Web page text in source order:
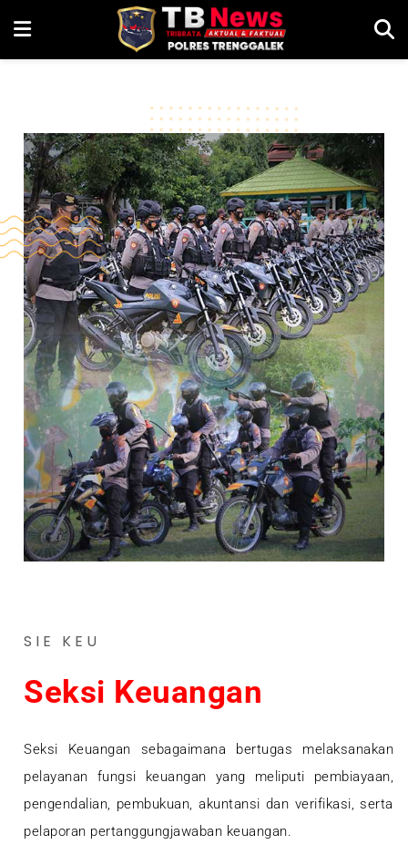
SIE KEU
Seksi Keuangan
Seksi Keuangan sebagaimana bertugas melaksanakan
pelayanan fungsi keuangan yang meliputi pembiayaan,
pengendalian, pembukuan, akuntansi dan verifikasi, serta
pelaporan pertanggungjawaban keuangan.